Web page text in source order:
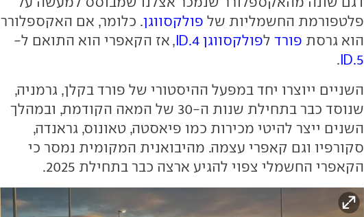
פלטפורמת החשמליות של פולקסווגן. כלומר, אם האקספלורר
הוא גרסת פורד לפולקסווגן ID.4
, אז הקאפרי הוא התואם ל-
ID.5
.
השניים ייוצרו יחד במפעל ההיסטורי של פורד בקלן, גרמניה,
שנוסד כבר בתחילת שנות ה-30 של המאה הקודמת, ובמהלך
השנים ייצר להיטי מכירות כמו פיאסטה, טאונוס, גראנדה,
סקורפיו וגם קאפרי עצמה. מהיבואנית המקומית נמסר כי
הקאפרי החשמלי צפוי להגיע ארצה כבר בתחילת 2025.